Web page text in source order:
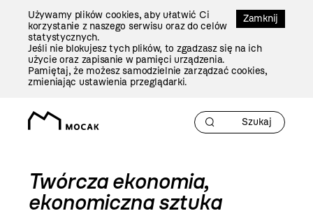
Zamknij
Używamy plików cookies, aby ułatwić Ci
korzystanie z naszego serwisu oraz do celów
statystycznych.
Jeśli nie blokujesz tych plików, to zgadzasz się na ich
użycie oraz zapisanie w pamięci urządzenia.
Pamiętaj, że możesz samodzielnie zarządzać cookies,
zmieniając ustawienia przeglądarki.
Twórcza ekonomia,
ekonomiczna sztuka